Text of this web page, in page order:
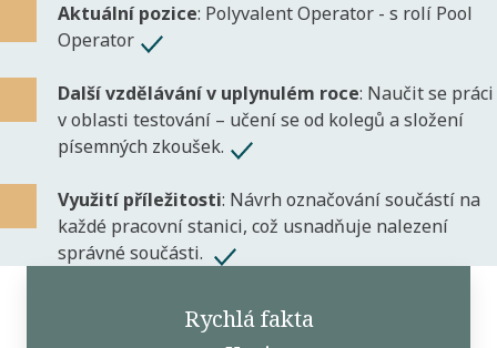
Aktuální pozice: Polyvalent Operator - s rolí Pool
Operator
Další vzdělávání v uplynulém roce: Naučit se práci
v oblasti testování – učení se od kolegů a složení
písemných zkoušek.
Využití příležitosti: Návrh označování součástí na
každé pracovní stanici, což usnadňuje nalezení
správné součásti.
Rychlá fakta